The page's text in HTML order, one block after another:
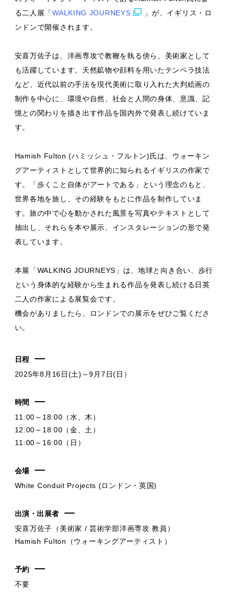
る二人展「WALKING JOURNEYS
」が、イギリス・ロ
ンドンで開催されます。
安喜万佐子は、洋画専攻で教鞭を執る傍ら、美術家として
も活躍しています。天然鉱物や顔料を用いたテンペラ技法
など、近代以前の手法を現代美術に取り入れた大判絵画の
制作を中心に、環境や自然、社会と人間の身体、意識、記
憶との関わりを描き出す作品を国内外で発表し続けていま
す。
Hamish Fulton (ハミッシュ・フルトン)氏は、ウォーキン
グアーティストとして世界的に知られるイギリスの作家で
す。「歩くこと自体がアートである」という理念のもと、
世界各地を旅し、その経験をもとに作品を制作していま
す。旅の中で心を動かされた風景を写真やテキストとして
抽出し、それらを本や展示、インスタレーションの形で発
表しています。
本展「WALKING JOURNEYS」は、地球と向き合い、歩行
という身体的な経験から生まれる作品を発表し続ける日英
二人の作家による展覧会です。
機会がありましたら、ロンドンでの展示をぜひご覧くださ
い。
日程
2025年8月16日(土)～9月7日(日）
時間
11:00～18:00（水、木）
12:00～18:00（金、土）
11:00～16:00（日）
会場
White Conduit Projects (ロンドン・英国)
出演・出展者
安喜万佐子（美術家 / 芸術学部洋画専攻 教員）
Hamish Fulton（ウォーキングアーティスト）
予約
不要